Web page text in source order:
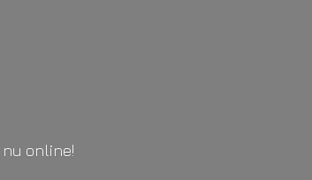
nu online!